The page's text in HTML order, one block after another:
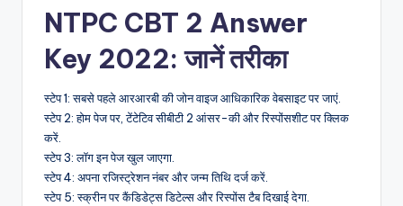
NTPC CBT 2 Answer
Key 2022: जानें तरीका
स्टेप 1: सबसे पहले आरआरबी की जोन वाइज आधिकारिक वेबसाइट पर जाएं.
स्टेप 2: होम पेज पर, टेंटेटिव सीबीटी 2 आंसर-की और रिस्पोंसशीट पर क्लिक
करें.
स्टेप 3: लॉग इन पेज खुल जाएगा.
स्टेप 4: अपना रजिस्ट्रेशन नंबर और जन्म तिथि दर्ज करें.
स्टेप 5: स्क्रीन पर कैंडिडेट्स डिटेल्स और रिस्पोंस टैब दिखाई देगा.